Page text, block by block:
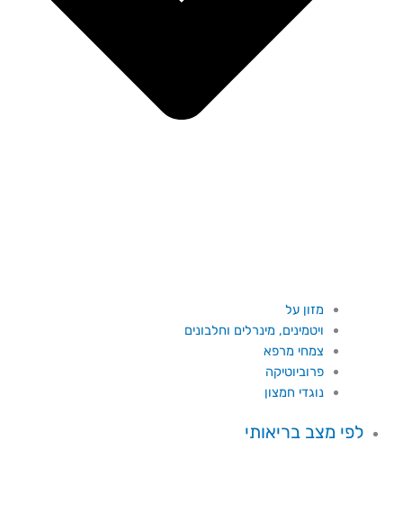
מזון על
ויטמינים, מינרלים וחלבונים
צמחי מרפא
פרוביוטיקה
נוגדי חמצון
לפי מצב בריאותי